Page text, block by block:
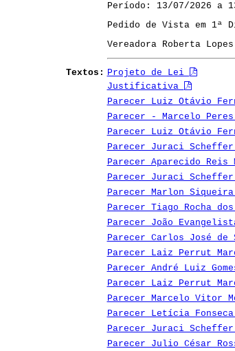
Período: 13/07/2026 a
Pedido de Vista em 1ª
Vereadora Roberta Lopes
Textos: Projeto de Lei
Justificativa
Parecer Luiz Otávio
Parecer - Marcelo
Parecer Luiz Otávio
Parecer Juraci
Parecer Aparecido
Parecer Juraci
Parecer Marlon
Parecer Tiago Rocha
Parecer João
Parecer Carlos José de
Parecer Laiz Perrut
Parecer André Luiz
Parecer Laiz Perrut
Parecer Marcelo Vitor
Parecer Letícia
Parecer Juraci Scheffer
Parecer Julio César